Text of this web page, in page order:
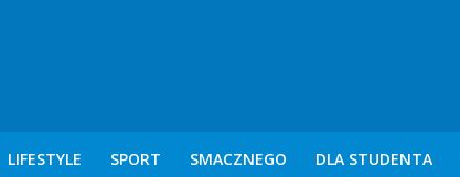
LIFESTYLE SPORT SMACZNEGO DLA STUDENTA